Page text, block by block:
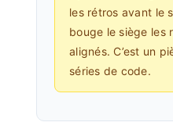
les rétros avant le
bouge le siège les
alignés. C’est un
séries de code.